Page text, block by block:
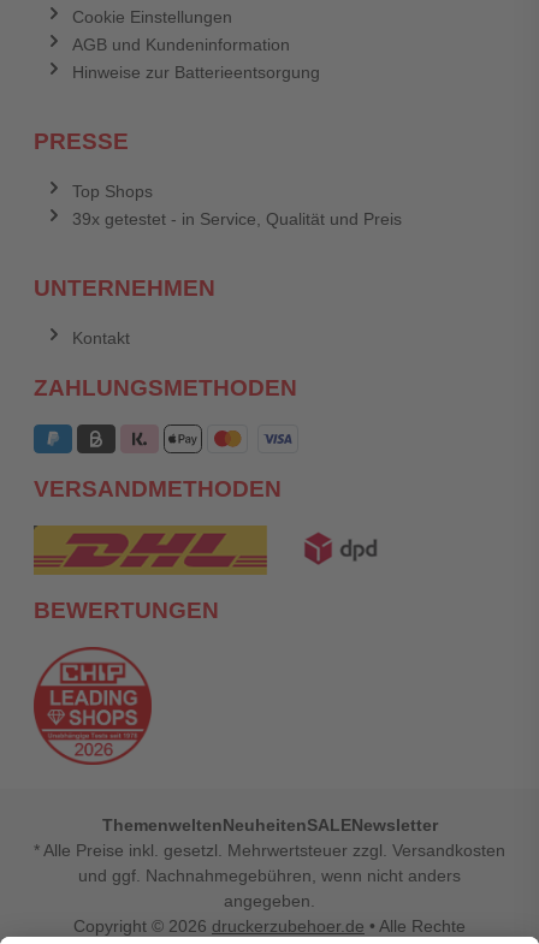
Cookie Einstellungen
AGB und Kundeninformation
Hinweise zur Batterieentsorgung
PRESSE
Top Shops
39x getestet - in Service, Qualität und Preis
UNTERNEHMEN
Kontakt
ZAHLUNGSMETHODEN
VERSANDMETHODEN
BEWERTUNGEN
ThemenweltenNeuheitenSALENewsletter
* Alle Preise inkl. gesetzl. Mehrwertsteuer zzgl. Versandkosten
und ggf. Nachnahmegebühren, wenn nicht anders
angegeben.
Copyright © 2026 druckerzubehoer.de • Alle Rechte